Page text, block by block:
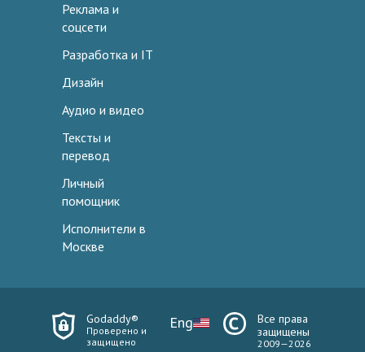
Реклама и
соцсети
Разработка и IT
Дизайн
Аудио и видео
Тексты и
перевод
Личный
помощник
Исполнители в
Москве
Godaddy®
Проверено и
защищено
Eng
Все права
защищены
2009—2026